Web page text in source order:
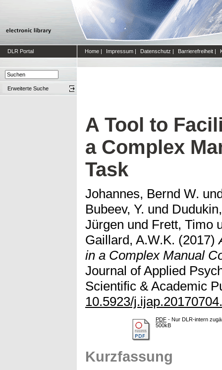
DLR Portal Home | Impressum | Datenschutz | Barrierefreiheit |
Erweiterte Suche
A Tool to
a Complex
Task
Johannes, Bernd W.
Bubeev, Y. und
Jürgen und Frett, Timo
Gaillard, A.W.K. (2017)
in a Complex Manual
Journal of Applied
Scientific & Academic
10.5923/
PDF - Nur DLR-intern
500kB
Kurzfassung